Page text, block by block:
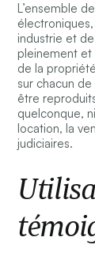
L’ensemble
industrie et
pleinement et
de la
sur chacun
être
quelconque,
location, la
judiciaires.